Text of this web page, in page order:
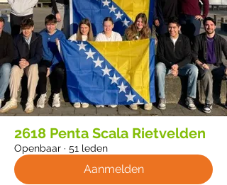
2618 Penta Scala Rietvelden
Openbaar · 51 leden
Aanmelden